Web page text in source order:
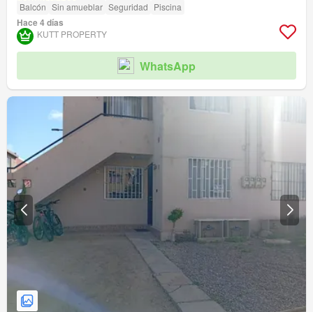
Balcón Sin amueblar Seguridad Piscina
Hace 4 días
KUTT PROPERTY
WhatsApp